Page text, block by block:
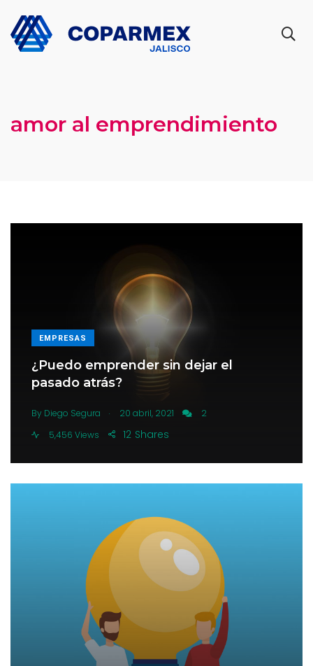
amor al emprendimiento
EMPRESAS
¿Puedo emprender sin dejar el
pasado atrás?
By Diego Segura . 20 abril, 2021
2
5,456 Views
Shares
12